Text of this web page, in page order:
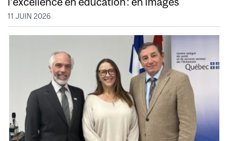
11 JUIN 2026